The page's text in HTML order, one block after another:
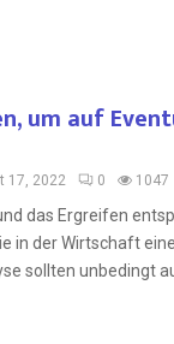
um auf
17, 2022 0 1047
das Ergreifen
in der Wirtschaft
sollten unbedingt